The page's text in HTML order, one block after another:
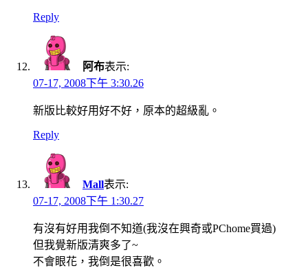
Reply
阿布表示:
07-17, 2008下午 3:30.26
新版比較好用好不好，原本的超級亂。
Reply
Mall表示:
07-17, 2008下午 1:30.27
有沒有好用我倒不知道(我沒在興奇或PChome買過)
但我覺新版清爽多了~
不會眼花，我倒是很喜歡。